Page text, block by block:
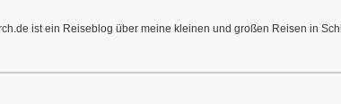
ist ein Reiseblog über meine kleinen und großen Reisen in